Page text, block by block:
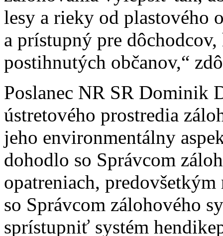
lesy a rieky od plastového
a prístupný pre
postihnutých občanov,“
Poslanec NR SR Dominik
ústretového prostredia
jeho environmentálny
dohodlo so Správcom
opatreniach,
so Správcom zálohového
sprístupniť systém